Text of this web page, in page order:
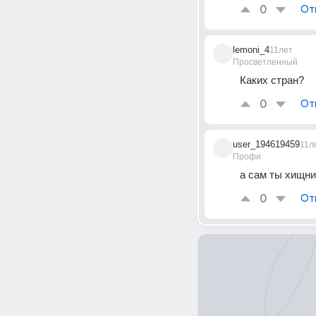
0
lemoni_4
Просветленный
11лет
Каких стран?
0
user_194619459
Профи
а сам ты
0